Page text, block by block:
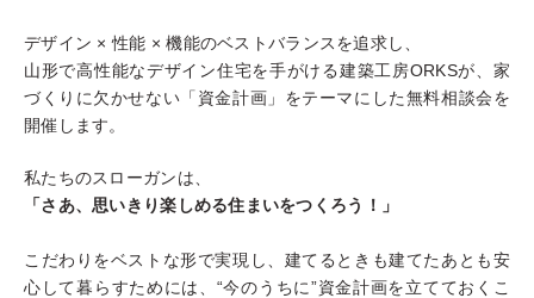
デザイン × 性能 × 機能のベストバランスを追求し、
山形で高性能なデザイン住宅を手がける建築工房ORKSが、家
づくりに欠かせない「資金計画」をテーマにした無料相談会を
開催します。
私たちのスローガンは、
「さあ、思いきり楽しめる住まいをつくろう！」
こだわりをベストな形で実現し、建てるときも建てたあとも安
心して暮らすためには、“今のうちに”資金計画を立てておくこ